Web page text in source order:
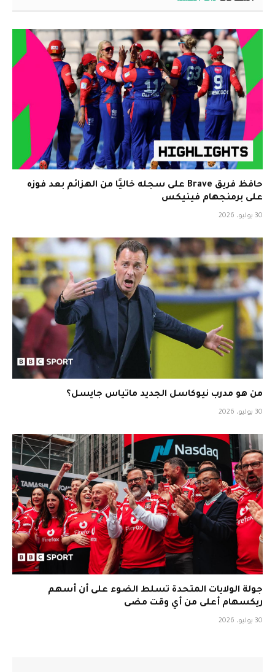
حافظ فريق Brave على سجله خاليًا من الهزائم بعد فوزه
على برمنجهام فينيكس
30 يوليو، 2026
من هو مدرب نيوكاسل الجديد ماتياس جايسل؟
30 يوليو، 2026
جولة الولايات المتحدة تسلط الضوء على أن أسهم
ريكسهام أعلى من أي وقت مضى
30 يوليو، 2026